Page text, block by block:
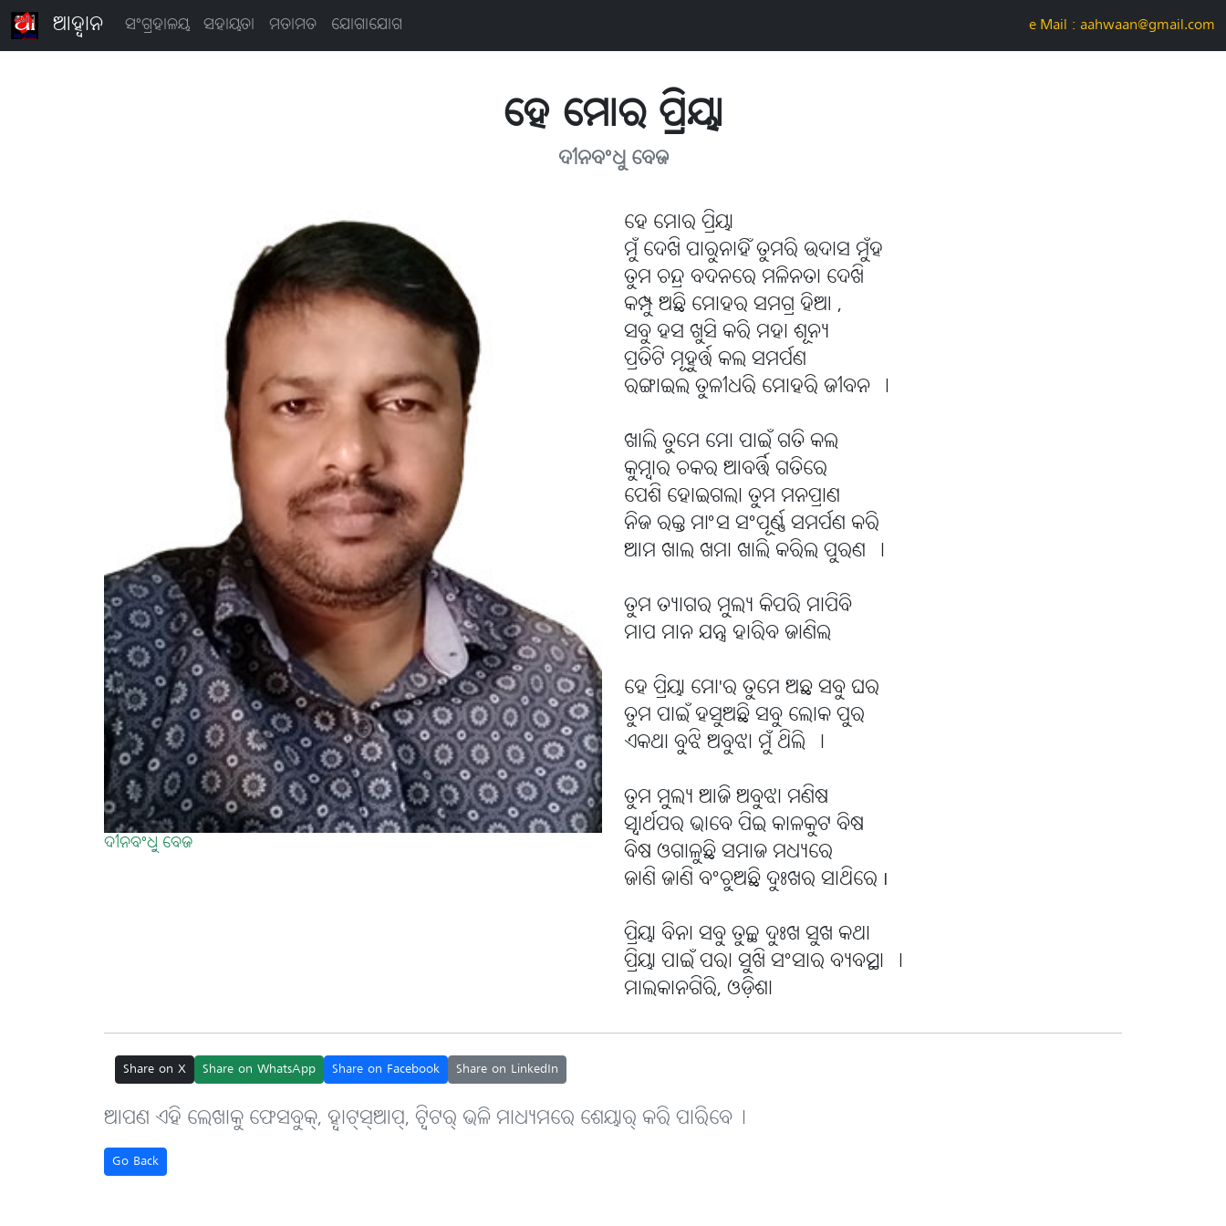
ଆହ୍ବାନ ସଂଗ୍ରହାଳୟ ସହାୟତା ମତାମତ ଯୋଗାଯୋଗ e-Mail : aahwaan@gmail.com
ହେ ମୋର ପ୍ରିୟା
ଦୀନବଂଧୁ ବେଜ
ଦୀନବଂଧୁ ବେଜ
ହେ ମୋର ପ୍ରିୟା
ମୁଁ ଦେଖି ପାରୁନାହିଁ ତୁମରି ଉଦାସ ମୁଁହ
ତୁମ ଚନ୍ଦ୍ର ବଦନରେ ମଳିନତା ଦେଖି
କମ୍ପୁ ଅଛି ମୋହର ସମଗ୍ର ହିଆ ,
ସବୁ ହସ ଖୁସି କରି ମହା ଶୂନ୍ୟ
ପ୍ରତିଟି ମୂହୁର୍ତ୍ତ କଲ ସମର୍ପଣ
ରଙ୍ଗାଇଲ ତୁଳୀଧରି ମୋହରି ଜୀବନ ।
ଖାଲି ତୁମେ ମୋ ପାଇଁ ଗତି କଲ
କୁମ୍ବାର ଚକର ଆବର୍ତ୍ତି ଗତିରେ
ପେଶି ହୋଇଗଲା ତୁମ ମନପ୍ରାଣ
ନିଜ ରକ୍ତ ମାଂସ ସଂପୂର୍ଣ୍ଣ ସମର୍ପଣ କରି
ଆମ ଖାଲ ଖମା ଖାଲି କରିଲ ପୁରଣ ।
ତୁମ ତ୍ୟାଗର ମୁଲ୍ୟ କିପରି ମାପିବି
ମାପ ମାନ ଯନ୍ତ୍ର ହାରିବ ଜାଣିଲ
ହେ ପ୍ରିୟା ମୋ'ର ତୁମେ ଅଛ ସବୁ ଘର
ତୁମ ପାଇଁ ହସୁଅଛି ସବୁ ଲୋକ ପୁର
ଏକଥା ବୁଝି ଅବୁଝା ମୁଁ ଥିଲି ।
ତୁମ ମୁଲ୍ୟ ଆଜି ଅବୁଝା ମଣିଷ
ସ୍ୱାର୍ଥପର ଭାବେ ପିଇ କାଳକୁଟ ବିଷ
ବିଷ ଓଗାଳୁଛି ସମାଜ ମଧ୍ୟରେ
ଜାଣି ଜାଣି ବଂଚୁଅଛି ଦୁଃଖର ସାଥିରେ I
ପ୍ରିୟା ବିନା ସବୁ ତୁଚ୍ଛ ଦୁଃଖ ସୁଖ କଥା
ପ୍ରିୟା ପାଇଁ ପରା ସୁଖି ସଂସାର ବ୍ୟବସ୍ଥା ।
ମାଲକାନଗିରି, ଓଡ଼ିଶା
Share on X Share on WhatsApp Share on Facebook Share on LinkedIn
ଆପଣ ଏହି ଲେଖାକୁ ଫେସବୁକ୍, ହ୍ବାଟ୍‌ସ୍‌ଆପ୍, ଟ୍ବିଟର୍ ଭଳି ମାଧ୍ୟମରେ ଶେୟାର୍ କରି ପାରିବେ୤
Go Back